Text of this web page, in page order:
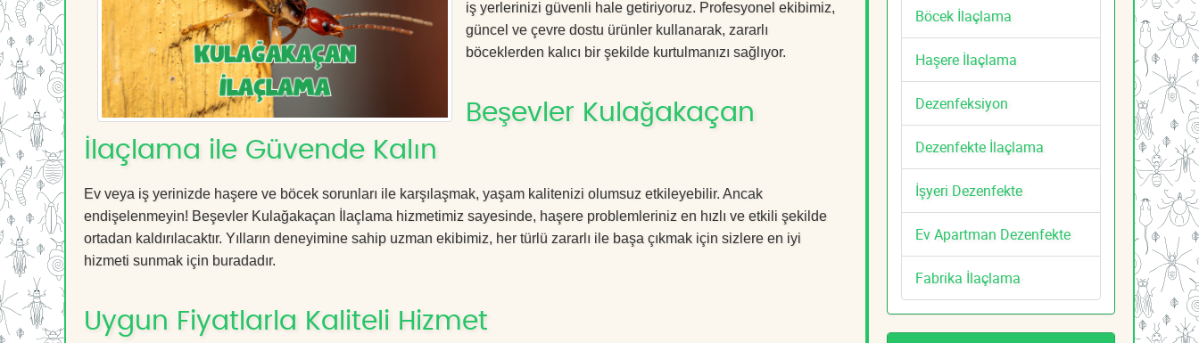
iş yerlerinizi güvenli hale getiriyoruz. Profesyonel ekibimiz,
güncel ve çevre dostu ürünler kullanarak, zararlı
böceklerden kalıcı bir şekilde kurtulmanızı sağlıyor.
Beşevler Kulağakaçan
İlaçlama ile Güvende Kalın
Ev veya iş yerinizde haşere ve böcek sorunları ile karşılaşmak, yaşam kalitenizi olumsuz etkileyebilir. Ancak
endişelenmeyin! Beşevler Kulağakaçan İlaçlama hizmetimiz sayesinde, haşere problemleriniz en hızlı ve etkili şekilde
ortadan kaldırılacaktır. Yılların deneyimine sahip uzman ekibimiz, her türlü zararlı ile başa çıkmak için sizlere en iyi
hizmeti sunmak için buradadır.
Uygun Fiyatlarla Kaliteli Hizmet
Böcek İlaçlama
Haşere İlaçlama
Dezenfeksiyon
Dezenfekte İlaçlama
İşyeri Dezenfekte
Ev Apartman Dezenfekte
Fabrika İlaçlama